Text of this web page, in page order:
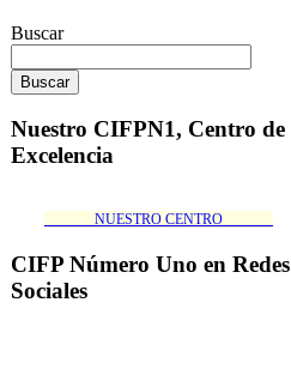
Buscar
Nuestro CIFPN1, Centro de
Excelencia
_______NUESTRO CENTRO_______
CIFP Número Uno en Redes
Sociales